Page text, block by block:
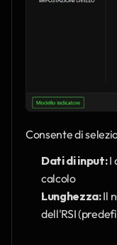
Consente di
Dati di input: I
calcolo
Lunghezza: Il
dell'RSI